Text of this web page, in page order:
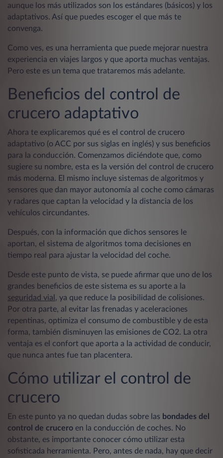
aunque los más utilizados son los estándares (básicos) y los
adaptativos. Así que puedes escoger el que más te
convenga.
Como ves, es una herramienta que puede mejorar nuestra
experiencia en viajes largos y que aporta muchas ventajas.
Pero este es un tema que trataremos más adelante.
Beneficios del control de
crucero adaptativo
Ahora te explicaremos qué es el control de crucero
adaptativo (o ACC por sus siglas en inglés) y sus beneficios
para la conducción. Comenzamos diciéndote que, como
sugiere su nombre, esta es la versión del control de crucero
más moderna. El mismo incluye sistemas de algoritmos y
sensores que dan mayor autonomía al coche como cámaras
y radares que captan la velocidad y la distancia de los
vehículos circundantes.
Después, con la información que dichos sensores le
aportan, el sistema de algoritmos toma decisiones en
tiempo real para ajustar la velocidad del coche.
Desde este punto de vista, se puede afirmar que uno de los
grandes beneficios de este sistema es su aporte a la
seguridad vial , ya que reduce la posibilidad de colisiones.
Por otra parte, al evitar las frenadas y aceleraciones
repentinas, optimiza el consumo de combustible y de esta
forma, también disminuyen las emisiones de CO2. La otra
ventaja es el confort que aporta a la actividad de conducir,
que nunca antes fue tan placentera.
Cómo utilizar el control de
crucero
En este punto ya no quedan dudas sobre las bondades del
control de crucero en la conducción de coches. No
obstante, es importante conocer cómo utilizar esta
sofisticada herramienta. Pero, antes de nada, hay que decir